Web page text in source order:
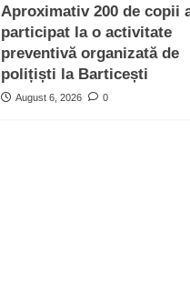
Aproximativ 200 de copii
participat la o activitate
preventivă organizată de
polițiști la Barticești
August 6, 2026 0